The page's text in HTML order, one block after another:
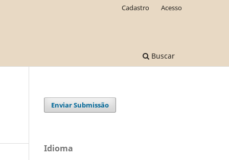
Buscar
Cadastro Acesso
Enviar Submissão
Idioma